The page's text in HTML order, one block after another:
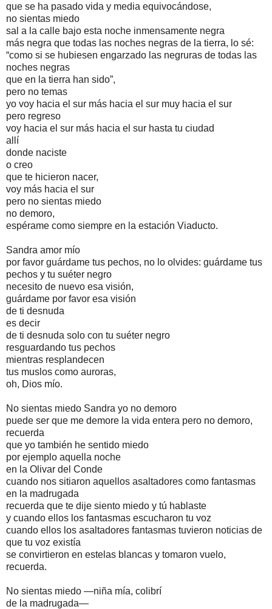
que se ha pasado vida y media equivocándose,
no sientas miedo
sal a la calle bajo esta noche inmensamente negra
más negra que todas las noches negras de la tierra, lo sé:
“como si se hubiesen engarzado las negruras de todas las
noches negras
que en la tierra han sido”,
pero no temas
yo voy hacia el sur más hacia el sur muy hacia el sur
pero regreso
voy hacia el sur más hacia el sur hasta tu ciudad
allí
donde naciste
o creo
que te hicieron nacer,
voy más hacia el sur
pero no sientas miedo
no demoro,
espérame como siempre en la estación Viaducto.
Sandra amor mío
por favor guárdame tus pechos, no lo olvides: guárdame tus
pechos y tu suéter negro
necesito de nuevo esa visión,
guárdame por favor esa visión
de ti desnuda
es decir
de ti desnuda solo con tu suéter negro
resguardando tus pechos
mientras resplandecen
tus muslos como auroras,
oh, Dios mío.
No sientas miedo Sandra yo no demoro
puede ser que me demore la vida entera pero no demoro,
recuerda
que yo también he sentido miedo
por ejemplo aquella noche
en la Olivar del Conde
cuando nos sitiaron aquellos asaltadores como fantasmas
en la madrugada
recuerda que te dije siento miedo y tú hablaste
y cuando ellos los fantasmas escucharon tu voz
cuando ellos los asaltadores fantasmas tuvieron noticias de
que tu voz existía
se convirtieron en estelas blancas y tomaron vuelo,
recuerda.
No sientas miedo —niña mía, colibrí
de la madrugada—